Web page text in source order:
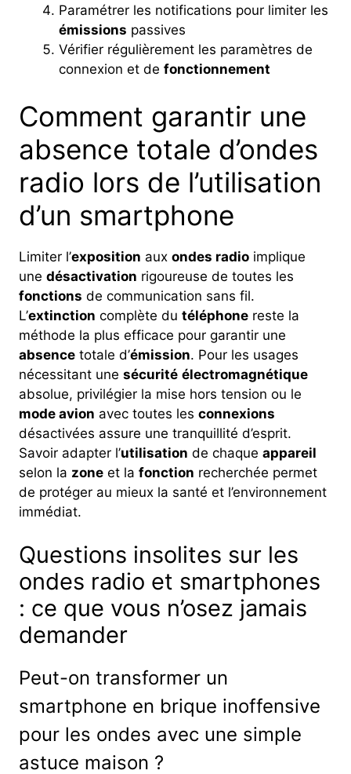
Paramétrer les notifications pour limiter les
émissions passives
Vérifier régulièrement les paramètres de
connexion et de fonctionnement
Comment garantir une
absence totale d’ondes
radio lors de l’utilisation
d’un smartphone
Limiter l’exposition aux ondes radio implique
une désactivation rigoureuse de toutes les
fonctions de communication sans fil.
L’extinction complète du téléphone reste la
méthode la plus efficace pour garantir une
absence totale d’émission. Pour les usages
nécessitant une sécurité électromagnétique
absolue, privilégier la mise hors tension ou le
mode avion avec toutes les connexions
désactivées assure une tranquillité d’esprit.
Savoir adapter l’utilisation de chaque appareil
selon la zone et la fonction recherchée permet
de protéger au mieux la santé et l’environnement
immédiat.
Questions insolites sur les
ondes radio et smartphones
: ce que vous n’osez jamais
demander
Peut-on transformer un
smartphone en brique inoffensive
pour les ondes avec une simple
astuce maison ?